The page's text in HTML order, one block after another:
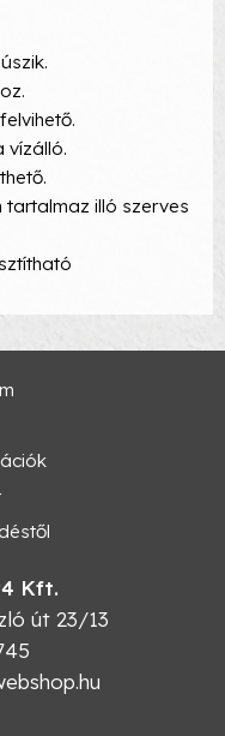
vízálló.
tartalmaz illó szerves
Kft.
út 23/13